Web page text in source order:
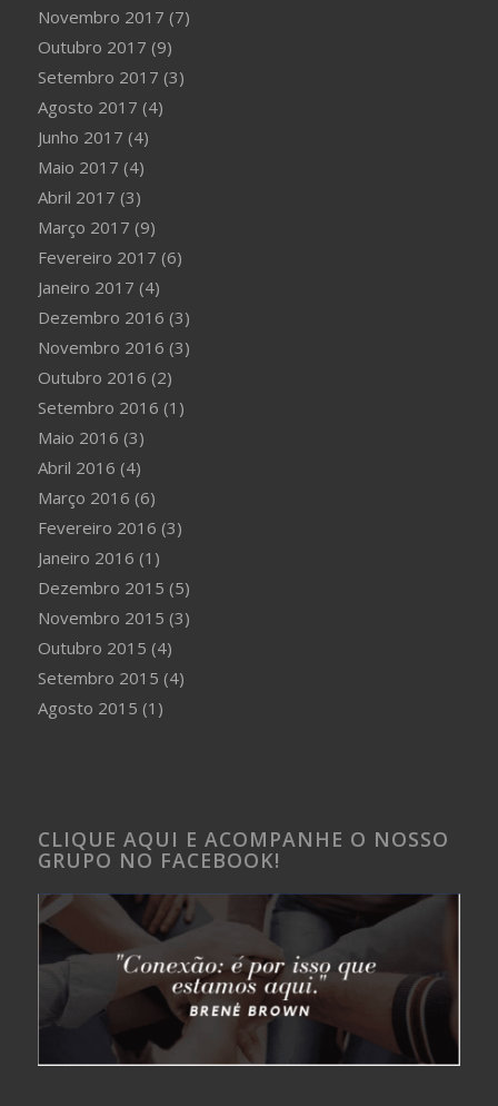
Novembro 2017 (7)
Outubro 2017 (9)
Setembro 2017 (3)
Agosto 2017 (4)
Junho 2017 (4)
Maio 2017 (4)
Abril 2017 (3)
Março 2017 (9)
Fevereiro 2017 (6)
Janeiro 2017 (4)
Dezembro 2016 (3)
Novembro 2016 (3)
Outubro 2016 (2)
Setembro 2016 (1)
Maio 2016 (3)
Abril 2016 (4)
Março 2016 (6)
Fevereiro 2016 (3)
Janeiro 2016 (1)
Dezembro 2015 (5)
Novembro 2015 (3)
Outubro 2015 (4)
Setembro 2015 (4)
Agosto 2015 (1)
CLIQUE AQUI E ACOMPANHE O NOSSO
GRUPO NO FACEBOOK!